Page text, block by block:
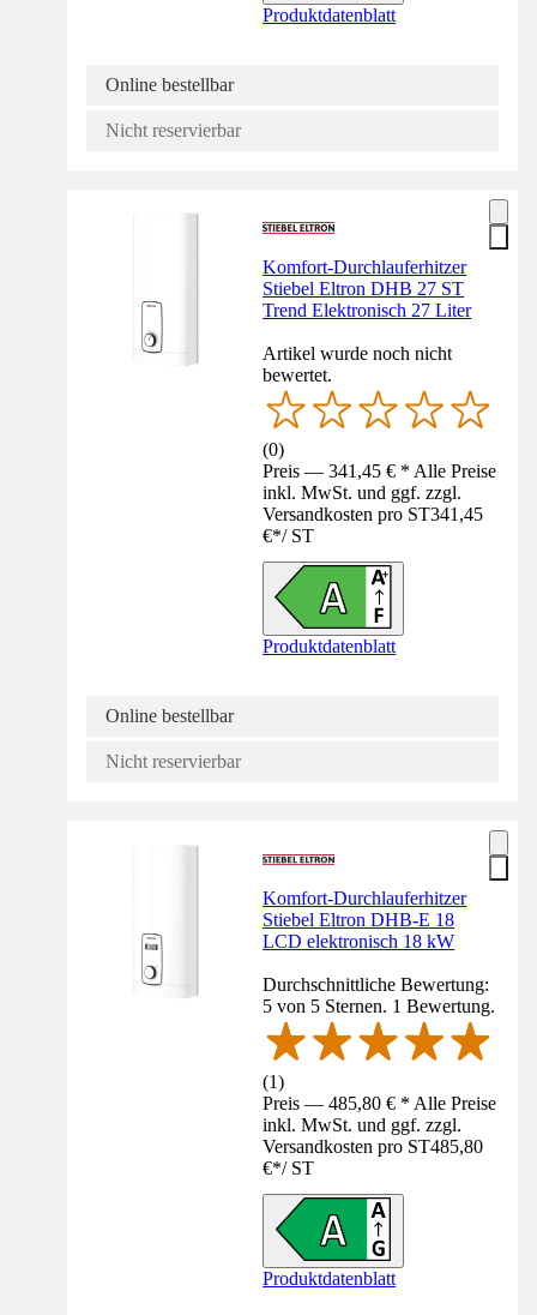
Produktdatenblatt
Online bestellbar
Nicht reservierbar
Komfort-Durchlauferhitzer
Stiebel Eltron DHB 27 ST
Trend Elektronisch 27 Liter
Artikel wurde noch nicht
bewertet.
(0)
Preis — 341,45 € * Alle Preise
inkl. MwSt. und ggf. zzgl.
Versandkosten pro ST341,45
€*/ ST
Produktdatenblatt
Online bestellbar
Nicht reservierbar
Komfort-Durchlauferhitzer
Stiebel Eltron DHB-E 18
LCD elektronisch 18 kW
Durchschnittliche Bewertung:
5 von 5 Sternen. 1 Bewertung.
(1)
Preis — 485,80 € * Alle Preise
inkl. MwSt. und ggf. zzgl.
Versandkosten pro ST485,80
€*/ ST
Produktdatenblatt